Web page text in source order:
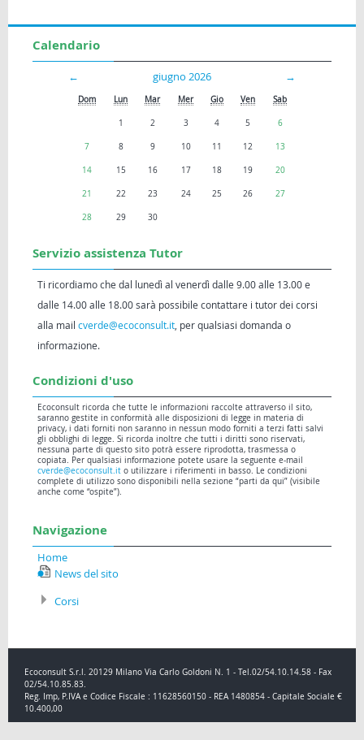
Calendario
← giugno 2026 →
Dom Lun Mar Mer Gio Ven Sab
1 2 3 4 5 6
7 8 9 10 11 12 13
14 15 16 17 18 19 20
21 22 23 24 25 26 27
28 29 30
Servizio assistenza Tutor
Ti ricordiamo che dal lunedì al venerdì dalle 9.00 alle 13.00 e
dalle 14.00 alle 18.00 sarà possibile contattare i tutor dei corsi
alla mail cverde@ecoconsult.it, per qualsiasi domanda o
informazione.
Condizioni d'uso
Ecoconsult ricorda che tutte le informazioni raccolte attraverso il sito,
saranno gestite in conformità alle disposizioni di legge in materia di
privacy, i dati forniti non saranno in nessun modo forniti a terzi fatti salvi
gli obblighi di legge. Si ricorda inoltre che tutti i diritti sono riservati,
nessuna parte di questo sito potrà essere riprodotta, trasmessa o
copiata. Per qualsiasi informazione potete usare la seguente e-mail
cverde@ecoconsult.it o utilizzare i riferimenti in basso. Le condizioni
complete di utilizzo sono disponibili nella sezione “parti da qui” (visibile
anche come “ospite”).
Navigazione
Home
News del sito
Corsi
Ecoconsult S.r.l. 20129 Milano Via Carlo Goldoni N. 1 - Tel.02/54.10.14.58 - Fax
02/54.10.85.83.
Reg. Imp, P.IVA e Codice Fiscale : 11628560150 - REA 1480854 - Capitale Sociale €
10.400,00